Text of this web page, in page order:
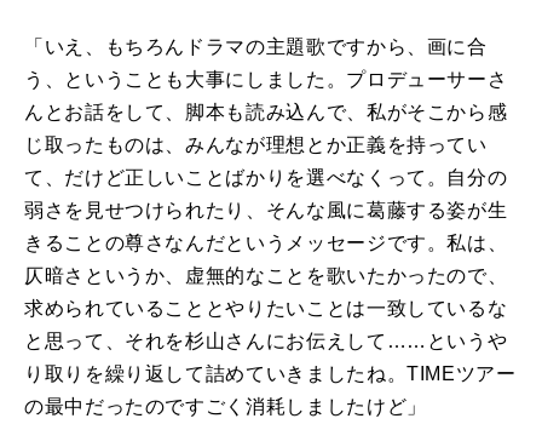
「いえ、もちろんドラマの主題歌ですから、画に合
う、ということも大事にしました。プロデューサーさ
んとお話をして、脚本も読み込んで、私がそこから感
じ取ったものは、みんなが理想とか正義を持ってい
て、だけど正しいことばかりを選べなくって。自分の
弱さを見せつけられたり、そんな風に葛藤する姿が生
きることの尊さなんだというメッセージです。私は、
仄暗さというか、虚無的なことを歌いたかったので、
求められていることとやりたいことは一致しているな
と思って、それを杉山さんにお伝えして……というや
り取りを繰り返して詰めていきましたね。TIMEツアー
の最中だったのですごく消耗しましたけど」